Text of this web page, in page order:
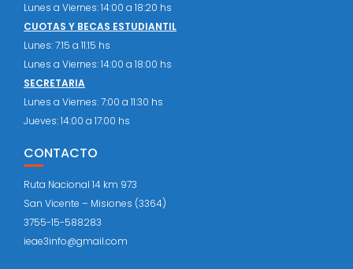
Lunes a Viernes: 14:00 a 18:20 hs
CUOTAS Y BECAS ESTUDIANTIL
Lunes: 7:15 a 11:15 hs
Lunes a Viernes: 14:00 a 18:00 hs
SECRETARIA
Lunes a Viernes: 7:00 a 11:30 hs
Jueves: 14:00 a 17:00 hs
CONTACTO
Ruta Nacional 14 km 973
San Vicente – Misiones (3364)
3755-15-588283
ieae3info@gmail.com